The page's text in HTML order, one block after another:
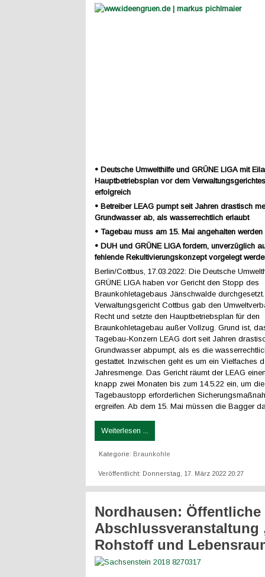
• Deutsche Umwelthilfe und GRÜNE LIGA mit
Hauptbetriebsplan vor dem
erfolgreich
• Betreiber LEAG pumpt seit Jahren drastisch
Grundwasser ab, als wasserrechtlich erlaubt
• Tagebau muss am 15. Mai angehalten werden
• DUH und GRÜNE LIGA fordern, unverzüglich
fehlende Rekultivierungskonzept vorgelegt
Berlin/Cottbus, 17.03.2022: Die Deutsche
GRÜNE LIGA haben vor Gericht den Stopp des
Braunkohletagebaus Jänschwalde
Verwaltungsgericht Cottbus gab den
Recht und setzte den Hauptbetriebsplan für den
Braunkohletagebau außer Vollzug. Grund ist,
Tagebau-Konzern LEAG dort seit Jahren
Grundwasser abpumpt, als es die
gestattet. Inzwischen geht es um ein Vielfaches
Jahresmenge. Das Gericht räumt der LEAG
knapp zwei Monaten bis zum 14.5.22 ein, um
Tagebaustopp erforderlichen
ergreifen. Ab dem 15. Mai müssen die Bagger
Weiterlesen ...
Kategorie: Braunkohle
Veröffentlicht: Donnerstag, 17. März 2022 20:27
Nordhausen: Öffentliche
Abschlussveranstaltung
Rohstoff und